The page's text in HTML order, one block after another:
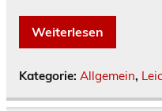
Weiterlesen
Kategorie: Allgemein,